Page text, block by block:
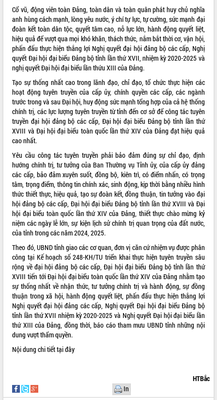
VIDEO
Loading the player...
Lễ truy tặng danh hiệu “Bà Mẹ Việt
Nam Anh hùng” và trao Huân chương
Lao động
vụ 6 tháng cuối năm 2026
Kỳ họp thứ Hai, Hội đồng nhân dân
tỉnh khóa XI quyết nghị nhiều nội dung
quan trọng
Bí thư Tỉnh ủy Lương Nguyễn Minh
Triết thăm, tặng quà người có công với
Rà soát, hoàn thiện hệ thống thiết chế
văn hóa, thể thao đáp ứng yêu cầu
phát triển mới
Thường trực HĐND tỉnh Đắk Lắk gặp
mặt Đoàn chuyên gia y tế TP. Hồ Chí
Minh
Lễ truy điệu và an táng hài cốt liệt sĩ
tại Nghĩa trang Liệt sĩ xã Sơn Hòa
Bàn giải pháp tháo gỡ khó khăn trong
xuất khẩu sầu riêng và triển khai quy
định EUDR
Thứ trưởng Bộ Nông nghiệp và Môi
trường Nguyễn Hoàng Hiệp khảo sát
vùng trồng và doanh nghiệp đóng gói
sầu riêng tại Đắk Lắk
Trình diễn nghệ thuật chế biến các
món ăn từ sầu riêng
Đắk Lắk công bố Quy hoạch và xúc
tiến đầu tư tỉnh
Diễn đàn Kinh tế tư nhân Việt Nam đột
phá cơ chế - Hợp tác công tư
ALBUM ẢNH
LIÊN KẾT WEB
THỐNG KÊ TRUY CẬP
Hôm nay: 27068
Tất cả: 66003210
Cổ vũ, động viên toàn Đảng, toàn dân và toàn quân phát huy chủ nghĩa
anh hùng cách mạnh, lòng yêu nước, ý chí tự lực, tự cường, sức mạnh đại
đoàn kết toàn dân tộc, quyết tâm cao, nỗ lực lớn, hành động quyết liệt,
hiệu quả để vượt qua mọi khó khăn, thách thức, nắm bắt thời cơ, vận hội,
phấn đấu thực hiện thắng lợi Nghị quyết đại hội đảng bộ các cấp, Nghị
quyết Đại hội đại biểu Đảng bộ tỉnh lần thứ XVII, nhiệm kỳ 2020-2025 và
nghị quyết Đại hội đại biểu lần thứu XIII của Đảng.
Tạo sự thống nhất cao trong lãnh đạo, chỉ đạo, tổ chức thực hiện các
hoạt động tuyên truyền của cấp ủy, chính quyền các cấp, các ngành
trước trong và sau Đại hội, huy động sức mạnh tổng hợp của cả hệ thống
chính trị, các lực lượng tuyên truyền từ tỉnh đến cơ sở để công tác tuyên
truyền đại hội đảng bộ các cấp, Đại hội đại biểu Đảng bộ tỉnh lần thứ
XVIII và Đại hội đại biểu toàn quốc lần thứ XIV của Đảng đạt hiệu quả
cao nhất.
Yêu cầu công tác tuyên truyền phải bảo đảm đúng sự chỉ đạo, định
hướng chính trị, tư tưởng của Ban Thường vụ Tỉnh ủy, của cấp ủy đảng
các cấp, bảo đảm xuyên suốt, đồng bộ, kiên trì, có điểm nhấn, có trọng
tâm, trọng điểm, thông tin chính xác, sinh động, kịp thời bằng nhiều hình
thức thiết thực, hiệu quả, tạo sự đoàn kết, đồng thuận, tin tưởng vào đại
hội đảng bộ các cấp, Đại hội đại biểu Đảng bộ tỉnh lần thứ XVIII và Đại
hội đại biểu toàn quốc lần thứ XIV của Đảng, thiết thực chào mừng kỷ
niệm các ngày lễ lớn, sự kiện lịch sử chính trị quan trọng của đất nước,
của tỉnh trong các năm 2024, 2025.
Theo đó, UBND tỉnh giao các cơ quan, đơn vị căn cứ nhiệm vụ được phân
công tại Kế hoạch số 248-KH/TU triển khai thực hiện tuyên truyền sâu
rộng về đại hội đảng bộ các cấp, Đại hội đại biểu Đảng bộ tỉnh lần thứ
XVIII tiến tới Đại hội đại biểu toàn quốc lần thứ XIV của Đảng nhằm tạo
sự thống nhất về nhận thức, tư tưởng chính trị và hành động, sự đồng
thuận trong xã hội, hành động quyết liệt, phấn đấu thực hiện thắng lợi
Nghị quyết đại hội đảng các cấp, Nghị quyết Đại hội đại biểu Đảng bộ
tỉnh lần thứ XVII nhiệm kỳ 2020-2025 và Nghị quyết Đại hội đại biểu lần
thứ XIII của Đảng, đồng thời, báo cáo tham mưu UBND tỉnh những nội
dung vượt thẩm quyền.
Nội dung chi tiếttại đây
HTBắc
In